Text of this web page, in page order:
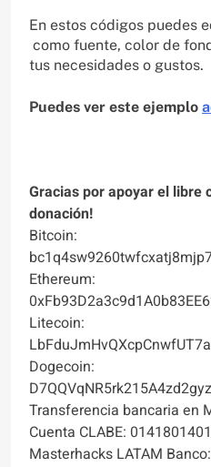
En estos códigos puedes
como fuente, color de
tus necesidades o gustos.
Puedes ver este ejemplo
Gracias por apoyar el libre
donación!
Bitcoin:
Ethereum:
Litecoin:
Dogecoin:
Transferencia bancaria en
Cuenta CLABE:
Masterhacks LATAM